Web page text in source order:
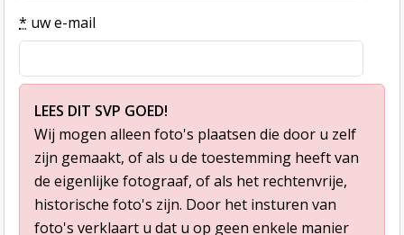
* uw e-mail
LEES DIT SVP GOED!
Wij mogen alleen foto's plaatsen die door u zelf
zijn gemaakt, of als u de toestemming heeft van
de eigenlijke fotograaf, of als het rechtenvrije,
historische foto's zijn. Door het insturen van
foto's verklaart u dat u op geen enkele manier